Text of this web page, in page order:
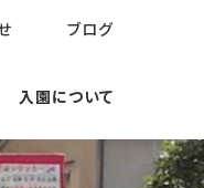
ブログ
入園について